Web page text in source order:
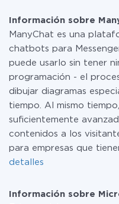
manera segura un plan
uno de pago, si es
tarifas.
Dynamics 365
Información sobre
ManyChat es una
chatbots para
puede usarlo sin tener
programación - el
dibujar diagramas
tiempo. Al mismo
suficientemente
contenidos a los
para empresas que
detalles
Información sobre